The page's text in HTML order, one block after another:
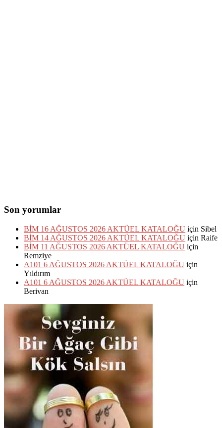
Son yorumlar
BİM 16 AĞUSTOS 2026 AKTÜEL KATALOĞU için Sibel
BİM 14 AĞUSTOS 2026 AKTÜEL KATALOĞU için Raife
BİM 11 AĞUSTOS 2026 AKTÜEL KATALOĞU için
Remziye
A101 6 AĞUSTOS 2026 AKTÜEL KATALOĞU için
Yıldırım
A101 6 AĞUSTOS 2026 AKTÜEL KATALOĞU için
Berivan